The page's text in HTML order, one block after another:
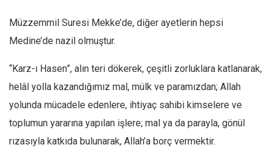
Müzzemmil Suresi Mekke’de, diğer ayetlerin hepsi
Medine’de nazil olmuştur.
“Karz-ı Hasen”, alın teri dökerek, çeşitli zorluklara katlanarak,
helâl yolla kazandığımız mal, mülk ve paramızdan; Allah
yolunda mücadele edenlere, ihtiyaç sahibi kimselere ve
toplumun yararına yapılan işlere; mal ya da parayla, gönül
rızasıyla katkıda bulunarak, Allah’a borç vermektir.